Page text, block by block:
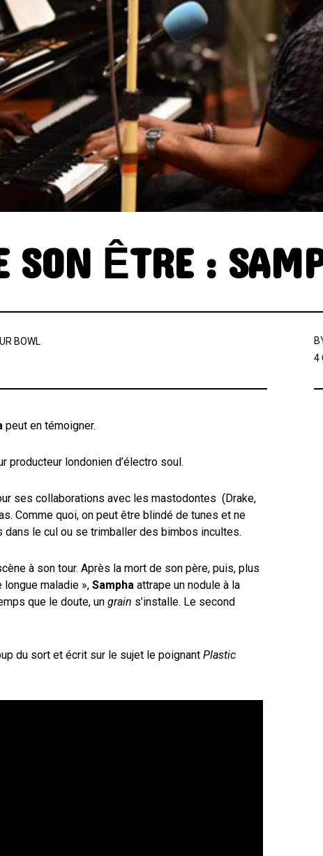
ELECTRONICA
FUNK
GRAND NORD
HIFI HIP HOP
INSTRUMENTAL
JAZZ
MINIMALISME
NEW-WAVE
POP
POP ROCK PUB ROCK
ROCK CALIFORNIEN
RYTHMN
SONG OF THE WEEK
SOUL
SON ÊTRE :
BOWL
4
peut en témoigner.
producteur londonien d’électro soul.
ses collaborations avec les mastodontes (Drake,
Comme quoi, on peut être blindé de tunes et ne
le cul ou se trimballer des bimbos incultes.
à son tour. Après la mort de son père, puis, plus
longue maladie », Sampha attrape un nodule à la
que le doute, un grain s’installe. Le second
du sort et écrit sur le sujet le poignant Plastic